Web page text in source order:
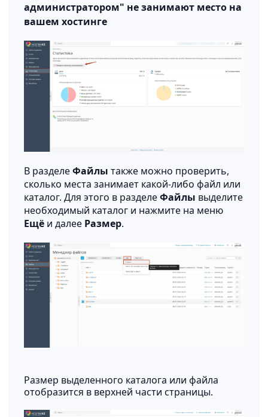
администратором" не занимают место на
вашем хостинге
В разделеФайлы также можно проверить,
сколько места занимает какой-либо файл или
каталог. Для этого в разделеФайлы выделите
необходимый каталог и нажмите на меню
Ещё и далее Размер.
Размер выделенного каталога или файла
отобразится в верхней части страницы.